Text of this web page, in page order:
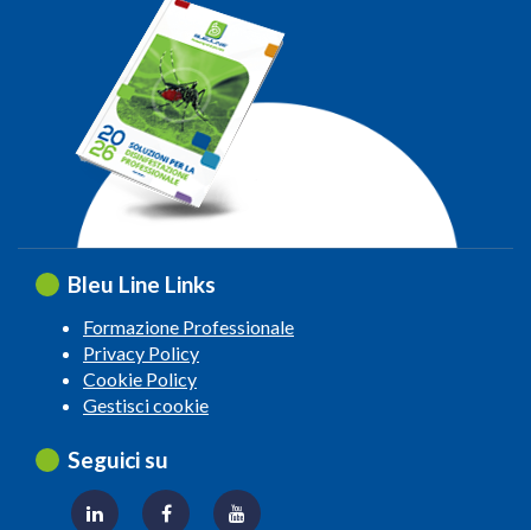
Bleu Line Links
Formazione Professionale
Privacy Policy
Cookie Policy
Gestisci cookie
Seguici su